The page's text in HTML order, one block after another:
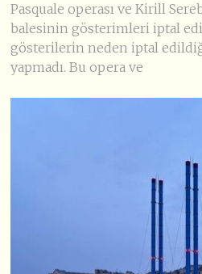
Pasquale operası ve Kirill
balesinin gösterimleri iptal
gösterilerin neden iptal
yapmadı. Bu opera ve